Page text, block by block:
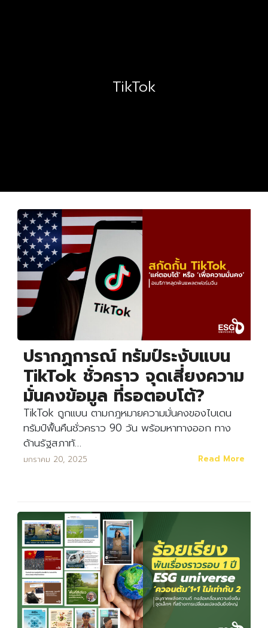
TikTok
ปรากฏการณ์ ทรัมป์ระงับแบน
TikTok ชั่วคราว จุดเสี่ยงความ
มั่นคงข้อมูล ที่รอตอบโต้?
TikTok ถูกแบน ตามกฎหมายความมั่นคงของไบเดน
ทรัมป์ฟื้นคืนชั่วคราว 90 วัน พร้อมหาทางออก ทาง
ด้านรัฐสภาทั…
มกราคม 20, 2025 Read More